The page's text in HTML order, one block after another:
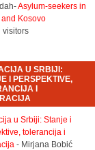
Asylum-seekers in
Kosovo
visitors
U SRBIJI:
I PERSPEKTIVE,
I
u Srbiji: Stanje i
tolerancija i
- Mirjana Bobić